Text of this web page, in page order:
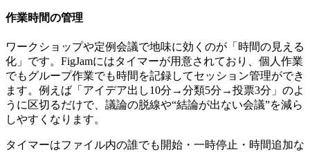
作業時間の管理
ワークショップや定例会議で地味に効くのが「時間の見える
化」です。FigJamにはタイマーが用意されており、 個人作業
でもグループ作業でも時間を記録してセッション管理ができ
ます。例えば「アイデア出し10分→分類5分→投票3分」のよ
うに区切るだけで、議論の脱線や“結論が出ない会議”を減ら
しやすくなります。
タイマーはファイル内の誰でも開始・一時停止・時間追加な